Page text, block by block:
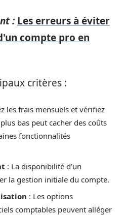
: Les erreurs à éviter
compte pro en
critères :
les frais mensuels et vérifiez
bas peut cacher des coûts
fonctionnalités
: La disponibilité d’un
la gestion initiale du compte.
: Les options
comptables peuvent alléger